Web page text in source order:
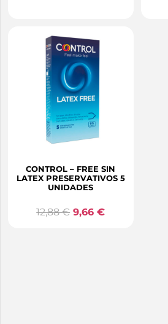
CONTROL – FREE SIN
LATEX PRESERVATIVOS 5
UNIDADES
12,88€ 9,66€